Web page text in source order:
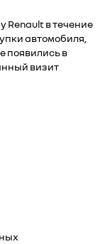
Renault в течение
автомобиля,
появились в
визит